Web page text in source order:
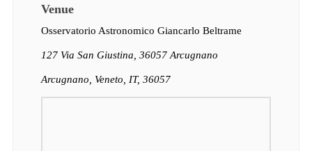
Venue
Osservatorio Astronomico Giancarlo Beltrame
127 Via San Giustina, 36057 Arcugnano
Arcugnano, Veneto, IT, 36057